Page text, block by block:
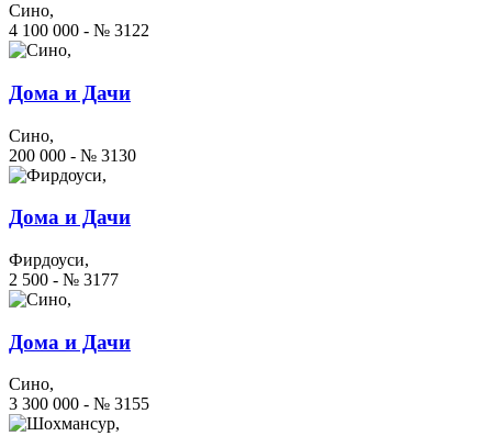
Сино,
4 100 000 - № 3122
Дома и Дачи
Сино,
200 000 - № 3130
Дома и Дачи
Фирдоуси,
2 500 - № 3177
Дома и Дачи
Сино,
3 300 000 - № 3155